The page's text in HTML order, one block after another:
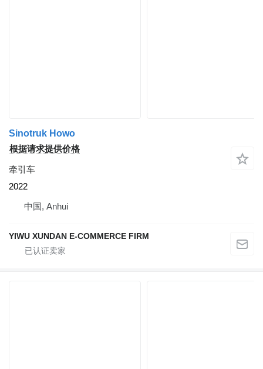
Sinotruk Howo
根据请求提供价格
牵引车
2022
中国, Anhui
YIWU XUNDAN E-COMMERCE FIRM